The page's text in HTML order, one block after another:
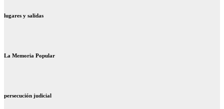
lugares y salidas
La Memoria Popular
persecución judicial